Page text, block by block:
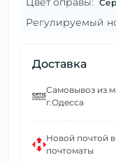
Регулируемый
Доставка
Самовывоз из
г.Одесса
Новой почтой
почтоматы